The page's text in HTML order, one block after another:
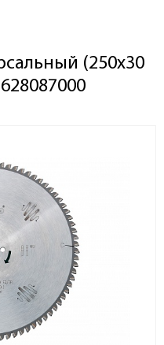
(250x30